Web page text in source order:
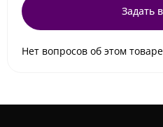
Задать
Нет вопросов об этом